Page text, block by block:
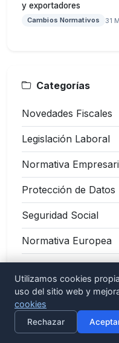
y exportadores
Cambios Normativos 31
Categorías
Novedades Fiscales
Legislación Laboral
Normativa
Protección de Datos
Seguridad Social
Normativa Europea
Ayudas y
Cambios Normativos
Sector Público
Activar alertas
Utilizamos cookies
uso del sitio web y
cookies
Rechazar